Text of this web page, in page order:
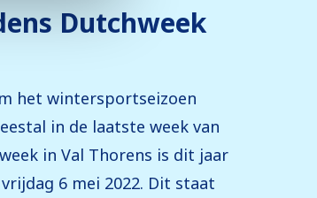
Dutchweek
het wintersportseizoen
in de laatste week van
in Val Thorens is dit jaar
6 mei 2022. Dit staat